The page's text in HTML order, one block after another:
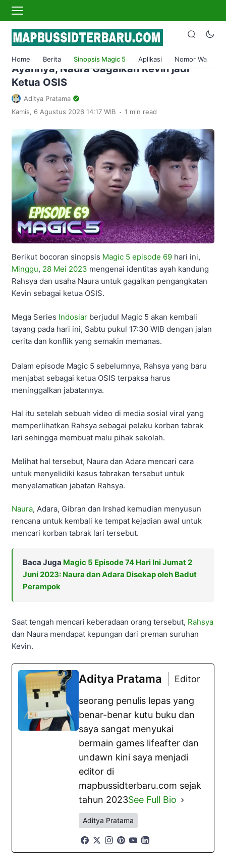
Home Berita Sinopsis Magic 5 Aplikasi Nomor Wa
Home›Sinopsis Magic 5
Bocoran Sinopsis Magic 5 Episode 69
Minggu 28 Mei 2023: Rahsya Temui
Ayahnya, Naura Gagalkan Kevin jadi
Ketua OSIS
Aditya Pratama
Kamis, 6 Agustus 2026 14:17 WIB . 1 min read
Berikut bocoran sinopsis Magic 5 episode 69 hari ini,
Minggu, 28 Mei 2023 mengenai identitas ayah kandung
Rahsya dan usaha Naura untuk gagalkan pengangkatan
Kevin sebagai ketua OSIS.
Mega Series Indosiar berjudul Magic 5 akan kembali
tayang pada hari ini, Sabtu pukul 17:30 WIB dengan jalan
cerita dan konflik yang semakin memanas.
Dalam episode Magic 5 sebelumnya, Rahsya yang baru
menjabat sebagai ketua OSIS terpaksa harus
meninggalkan jabatannya.
Hal itu setelah sebuah video di media sosial viral yang
memperlihatkan Rahsya sebagai pelaku korban tabrak
lari sehingga membuat malu pihak sekolah.
Melihat hal tersebut, Naura dan Adara mencari cara
untuk menyelidiki kasus tabrakan tersebut untuk
menyelamatkan jabatan Rahsya.
Naura, Adara, Gibran dan Irshad kemudian menyusun
rencana untuk kembali ke tempat kejadian awal untuk
mencari korban tabrak lari tersebut.
Baca Juga Magic 5 Episode 74 Hari Ini Jumat 2
Juni 2023: Naura dan Adara Disekap oleh Badut
Perampok
Saat tengah mencari keberadaan orang tersebut, Rahsya
dan Naura mendapat kepungan dari preman suruhan
Kevin.
Aditya Pratama Editor
seorang penulis lepas yang
benar-benar kutu buku dan
saya sangat menyukai
bermain games lifeafter dan
undawn kini saya menjadi
editor di
mapbussidterbaru.com sejak
tahun 2023See Full Bio
Aditya Pratama